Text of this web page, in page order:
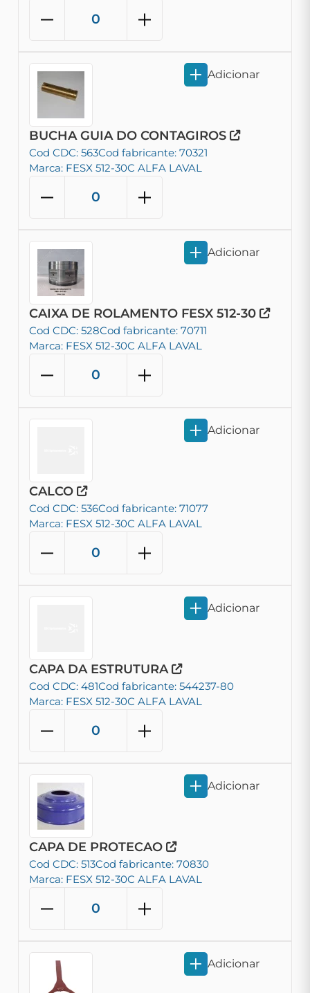
BUCHA GUIA DO CONTAGIROS
Cod CDC: 563Cod fabricante: 70321
Marca: FESX 512-30C ALFA LAVAL
Adicionar
CAIXA DE ROLAMENTO FESX 512-30
Cod CDC: 528Cod fabricante: 70711
Marca: FESX 512-30C ALFA LAVAL
Adicionar
CALCO
Cod CDC: 536Cod fabricante: 71077
Marca: FESX 512-30C ALFA LAVAL
Adicionar
CAPA DA ESTRUTURA
Cod CDC: 481Cod fabricante: 544237-80
Marca: FESX 512-30C ALFA LAVAL
Adicionar
CAPA DE PROTECAO
Cod CDC: 513Cod fabricante: 70830
Marca: FESX 512-30C ALFA LAVAL
Adicionar
Adicionar